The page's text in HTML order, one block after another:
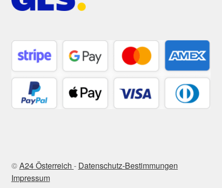
©A24 Österreich - Datenschutz-Bestimmungen
Impressum